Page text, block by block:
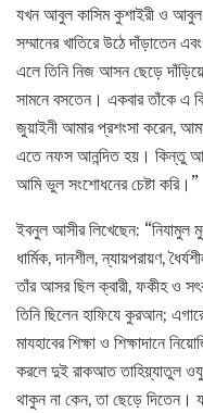
যখন আবুল কাসিম কুশাইরী ও আবুল
সম্মানের খাতিরে উঠে দাঁড়াতেন
এলে তিনি নিজ আসন ছেড়ে
সামনে বসতেন। একবার তাঁকে এ
জুয়াইনী আমার প্রশংসা করেন,
এতে নফস আনন্দিত হয়। কিন্তু
আমি ভুল সংশোধনের চেষ্টা করি।”
ইবনুল আসীর লিখেছেন: “নিযামুল
ধার্মিক, দানশীল, ন্যায়পরায়ণ,
তাঁর আসর ছিল ক্বারী, ফকীহ ও
তিনি ছিলেন হাফিযে কুরআন;
মাযহাবের শিক্ষা ও শিক্ষাদানে
করলে দুই রাকআত তাহিয়্যাতুল
থাকুন না কেন, তা ছেড়ে দিতেন।